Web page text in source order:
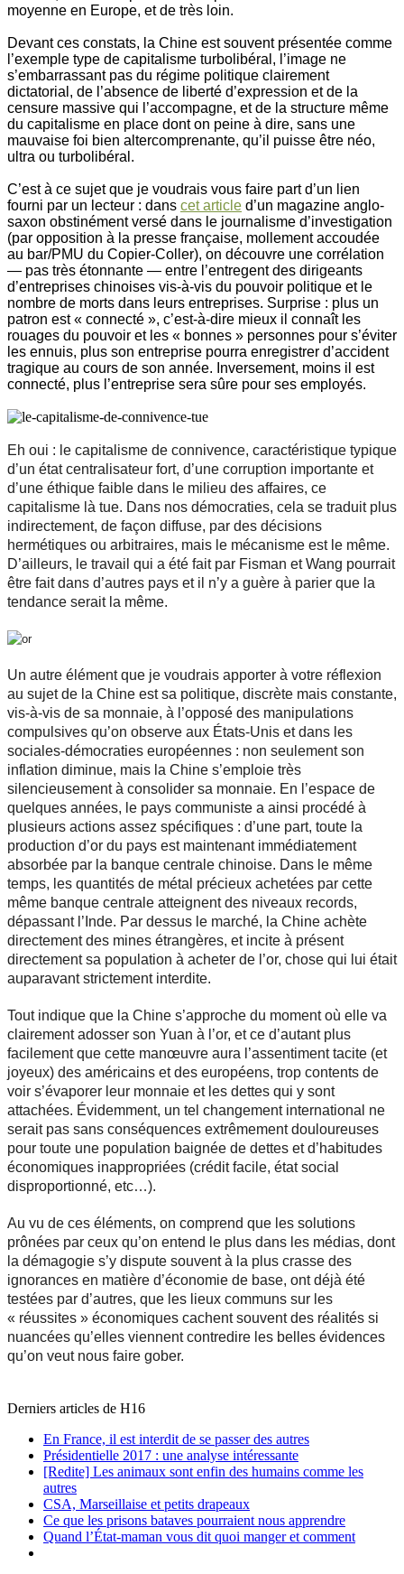
moyenne en Europe, et de très loin.
Devant ces constats, la Chine est souvent présentée comme
l’exemple type de capitalisme turbolibéral, l’image ne
s’embarrassant pas du régime politique clairement
dictatorial, de l’absence de liberté d’expression et de la
censure massive qui l’accompagne, et de la structure même
du capitalisme en place dont on peine à dire, sans une
mauvaise foi bien altercomprenante, qu’il puisse être néo,
ultra ou turbolibéral.
C’est à ce sujet que je voudrais vous faire part d’un lien
fourni par un lecteur : dans cet article d’un magazine anglo-
saxon obstinément versé dans le journalisme d’investigation
(par opposition à la presse française, mollement accoudée
au bar/PMU du Copier-Coller), on découvre une corrélation
— pas très étonnante — entre l’entregent des dirigeants
d’entreprises chinoises vis-à-vis du pouvoir politique et le
nombre de morts dans leurs entreprises. Surprise : plus un
patron est « connecté », c’est-à-dire mieux il connaît les
rouages du pouvoir et les « bonnes » personnes pour s’éviter
les ennuis, plus son entreprise pourra enregistrer d’accident
tragique au cours de son année. Inversement, moins il est
connecté, plus l’entreprise sera sûre pour ses employés.
Eh oui : le capitalisme de connivence, caractéristique typique
d’un état centralisateur fort, d’une corruption importante et
d’une éthique faible dans le milieu des affaires, ce
capitalisme là tue. Dans nos démocraties, cela se traduit plus
indirectement, de façon diffuse, par des décisions
hermétiques ou arbitraires, mais le mécanisme est le même.
D’ailleurs, le travail qui a été fait par Fisman et Wang pourrait
être fait dans d’autres pays et il n’y a guère à parier que la
tendance serait la même.
Un autre élément que je voudrais apporter à votre réflexion
au sujet de la Chine est sa politique, discrète mais constante,
vis-à-vis de sa monnaie, à l’opposé des manipulations
compulsives qu’on observe aux États-Unis et dans les
sociales-démocraties européennes : non seulement son
inflation diminue, mais la Chine s’emploie très
silencieusement à consolider sa monnaie. En l’espace de
quelques années, le pays communiste a ainsi procédé à
plusieurs actions assez spécifiques : d’une part, toute la
production d’or du pays est maintenant immédiatement
absorbée par la banque centrale chinoise. Dans le même
temps, les quantités de métal précieux achetées par cette
même banque centrale atteignent des niveaux records,
dépassant l’Inde. Par dessus le marché, la Chine achète
directement des mines étrangères, et incite à présent
directement sa population à acheter de l’or, chose qui lui était
auparavant strictement interdite.
Tout indique que la Chine s’approche du moment où elle va
clairement adosser son Yuan à l’or, et ce d’autant plus
facilement que cette manœuvre aura l’assentiment tacite (et
joyeux) des américains et des européens, trop contents de
voir s’évaporer leur monnaie et les dettes qui y sont
attachées. Évidemment, un tel changement international ne
serait pas sans conséquences extrêmement douloureuses
pour toute une population baignée de dettes et d’habitudes
économiques inappropriées (crédit facile, état social
disproportionné, etc…).
Au vu de ces éléments, on comprend que les solutions
prônées par ceux qu’on entend le plus dans les médias, dont
la démagogie s’y dispute souvent à la plus crasse des
ignorances en matière d’économie de base, ont déjà été
testées par d’autres, que les lieux communs sur les
« réussites » économiques cachent souvent des réalités si
nuancées qu’elles viennent contredire les belles évidences
qu’on veut nous faire gober.
Derniers articles de H16
En France, il est interdit de se passer des autres
Présidentielle 2017 : une analyse intéressante
[Redite] Les animaux sont enfin des humains comme les
autres
CSA, Marseillaise et petits drapeaux
Ce que les prisons bataves pourraient nous apprendre
Quand l’État-maman vous dit quoi manger et comment